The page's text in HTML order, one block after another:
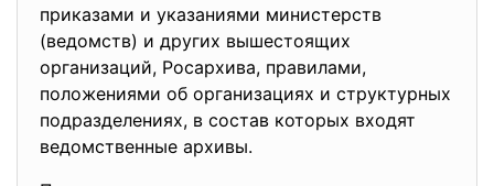
приказами и указаниями министерств
(ведомств) и других вышестоящих
организаций, Росархива, правилами,
положениями об организациях и структурных
подразделениях, в состав которых входят
ведомственные архивы.